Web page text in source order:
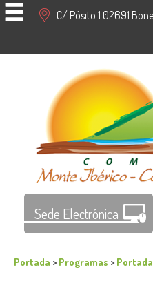
C/ Pósito 1 02691
Sede Electrónica
Portada > Programas > Portada